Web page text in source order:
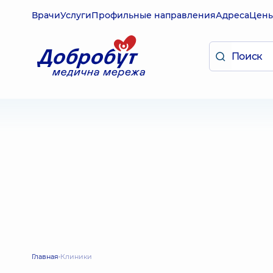
ВрачиУслугиПрофильные направленияАдреса
Главная Клиники